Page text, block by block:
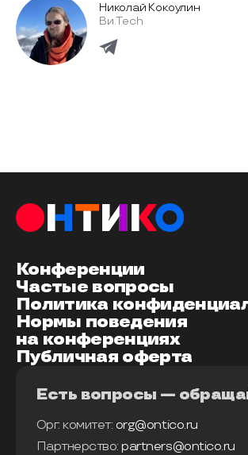
Николай Кокоулин
Ви.Tech
Конференции
Частые вопросы
Политика
Нормы поведения
на конференциях
Публичная оферта
Есть вопросы —
Орг. комитет: org@ontico.ru
Партнерство: partners@ontico.ru